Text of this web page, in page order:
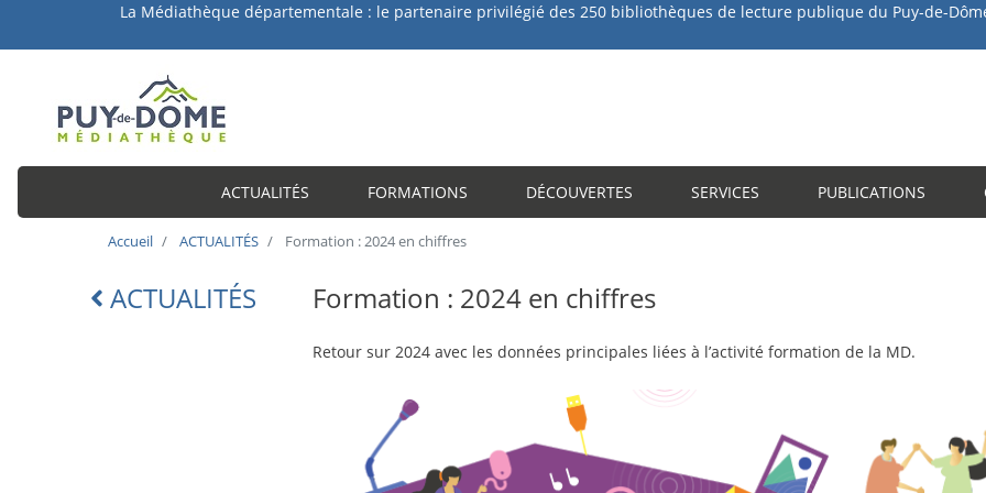
Aller
Médiathèque départementale : le partenaire privilégié des 250 bibliothèques de lecture publique du Puy-de-
ACTUALITÉS FORMATIONS DÉCOUVERTES SERVICES PUBLICATIONS
Accueil ACTUALITÉS Formation : 2024 en chiffres
LienACTUALITÉS Formation : 2024 en chiffres
intro-
Retour sur 2024 avec les données principales liées à l’activité formation de la MD.